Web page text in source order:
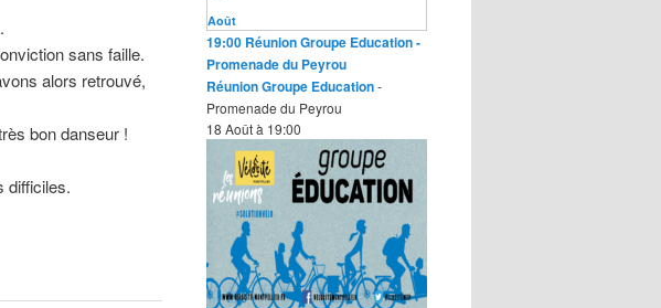
sans faille.
alors retrouvé,
bon danseur !
difficiles.
h
e
Août
19:00 Réunion Groupe Education-
Promenade du Peyrou
Réunion Groupe Education-
Promenade du Peyrou
18 Août à 19:00